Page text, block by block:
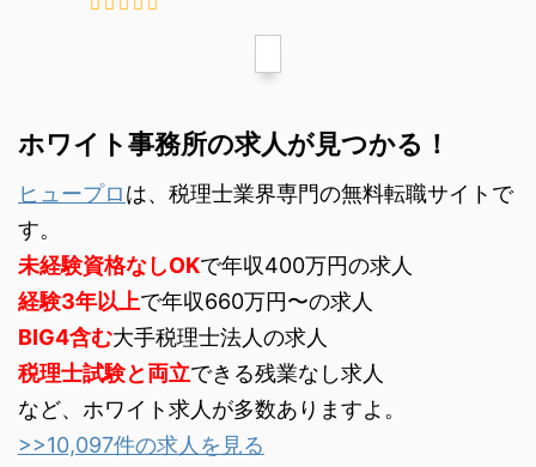
ホワイト事務所の求人が見つかる！
ヒュープロは、税理士業界専門の無料転職サイトで
す。
未経験資格なしOKで年収400万円の求人
経験3年以上で年収660万円〜の求人
BIG4含む大手税理士法人の求人
税理士試験と両立できる残業なし求人
など、ホワイト求人が多数ありますよ。
>>10,097件の求人を見る